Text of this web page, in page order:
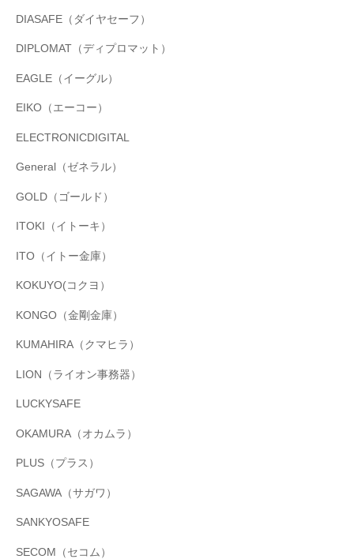
DIASAFE（ダイヤセーフ）
DIPLOMAT（ディプロマット）
EAGLE（イーグル）
EIKO（エーコー）
ELECTRONICDIGITAL
General（ゼネラル）
GOLD（ゴールド）
ITOKI（イトーキ）
ITO（イトー金庫）
KOKUYO(コクヨ）
KONGO（金剛金庫）
KUMAHIRA（クマヒラ）
LION（ライオン事務器）
LUCKYSAFE
OKAMURA（オカムラ）
PLUS（プラス）
SAGAWA（サガワ）
SANKYOSAFE
SECOM（セコム）